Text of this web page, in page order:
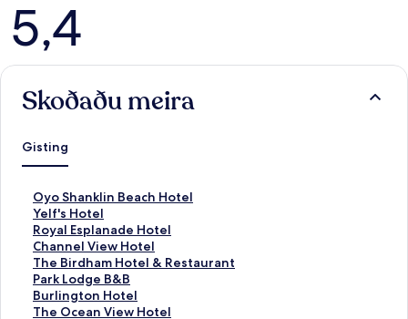
5,4
Skoðaðu meira
Gisting
Oyo Shanklin Beach Hotel
H
l
e
k
k
u
r
s
Yelf's Hotel
H
l
e
k
k
u
r
Royal Esplanade Hotel
H
l
e
k
k
u
Channel View Hotel
H
l
e
k
k
The Birdham Hotel & Restaurant
H
l
e
k
Park Lodge B&B
H
l
e
Burlington Hotel
H
lThe Ocean View Hotel
H